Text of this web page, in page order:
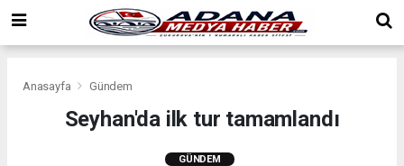
Anasayfa Gündem
Seyhan'da ilk tur tamamlandı
GÜNDEM